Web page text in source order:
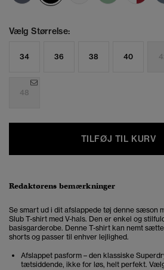
Vælg Størrelse:
34 36 38 40
48
TILFØJ TIL KURV
Redaktørens bemærkninger
Se smart ud i dit afslappede tøj denne sæson
Slub T-shirt med V-hals. Den er enkel og
basisgarderobe. Denne T-shirt kan nemt
shorts og passer til enhver lejlighed.
Afslappet pasform – den klassiske
tætsiddende, ikke for løs, helt perfekt.